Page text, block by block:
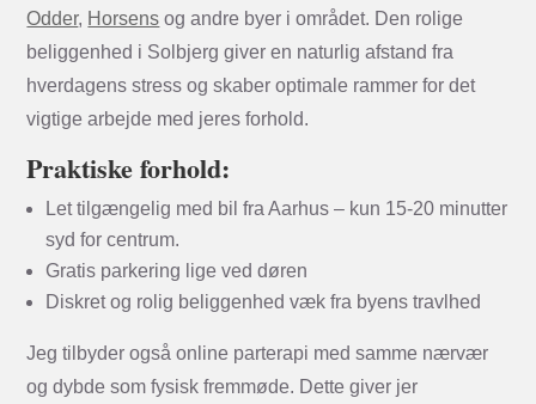
Odder, Horsens og andre byer i området. Den rolige
beliggenhed i Solbjerg giver en naturlig afstand fra
hverdagens stress og skaber optimale rammer for det
vigtige arbejde med jeres forhold.
Praktiske forhold:
Let tilgængelig med bil fra Aarhus – kun 15-20 minutter
syd for centrum.
Gratis parkering lige ved døren
Diskret og rolig beliggenhed væk fra byens travlhed
Jeg tilbyder også online parterapi med samme nærvær
og dybde som fysisk fremmøde. Dette giver jer